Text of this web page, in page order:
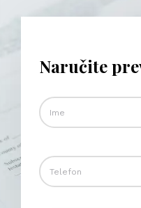
Naručite